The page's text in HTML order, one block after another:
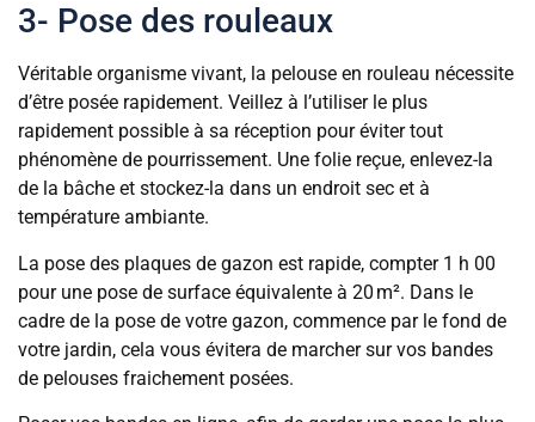
3- Pose des rouleaux
Véritable organisme vivant, la pelouse en rouleau nécessite
d’être posée rapidement. Veillez à l’utiliser le plus
rapidement possible à sa réception pour éviter tout
phénomène de pourrissement. Une folie reçue, enlevez-la
de la bâche et stockez-la dans un endroit sec et à
température ambiante.
La pose des plaques de gazon est rapide, compter 1 h 00
pour une pose de surface équivalente à 20 m². Dans le
cadre de la pose de votre gazon, commence par le fond de
votre jardin, cela vous évitera de marcher sur vos bandes
de pelouses fraichement posées.